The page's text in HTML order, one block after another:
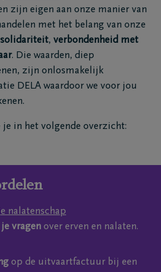
zijn eigen aan onze manier van
met het belang van onze
solidariteit, verbondenheid met
. Die waarden, diep
zijn onlosmakelijk
DELA waardoor we voor jou
in het volgende overzicht:
nalatenschap
vragen over erven en nalaten.
op de uitvaartfactuur bij een